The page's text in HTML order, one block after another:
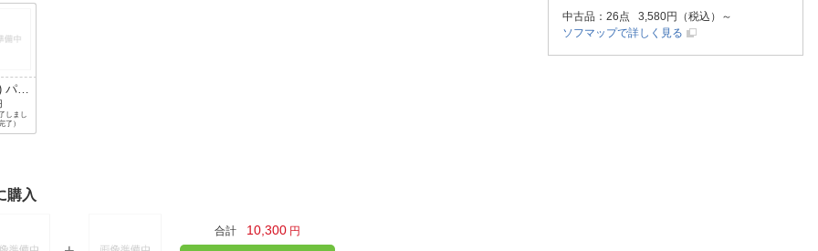
パス
ク
しまし
了）
購入
合計 10,300 円
中古品 ：26点 3,580円（税込）～
ソフマップで詳しく見る